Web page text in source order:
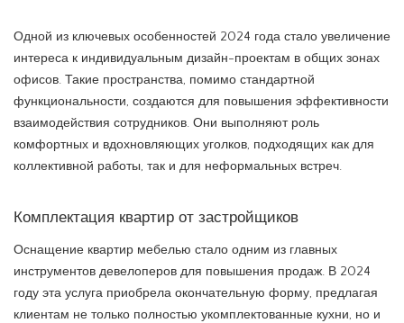
Одной из ключевых особенностей 2024 года стало увеличение
интереса к индивидуальным дизайн-проектам в общих зонах
офисов. Такие пространства, помимо стандартной
функциональности, создаются для повышения эффективности
взаимодействия сотрудников. Они выполняют роль
комфортных и вдохновляющих уголков, подходящих как для
коллективной работы, так и для неформальных встреч.
Комплектация квартир от застройщиков
Оснащение квартир мебелью стало одним из главных
инструментов девелоперов для повышения продаж. В 2024
году эта услуга приобрела окончательную форму, предлагая
клиентам не только полностью укомплектованные кухни, но и